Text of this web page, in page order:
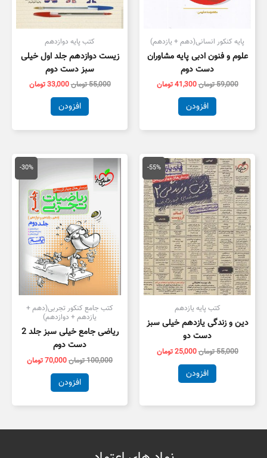
پایه کنکور انسانی(دهم + یازدهم)
علوم و فنون ادبی پایه مشاوران
دست دوم
59,000تومان41,300تومان
افزودن
کتب پایه دوازدهم
زیست دوازدهم جلد اول خیلی
سبز دست دوم
55,000تومان33,000تومان
افزودن
-55%
کتب پایه یازدهم
دین و زندگی یازدهم خیلی سبز
دست دو
55,000تومان
قیمت
اصلی
55,000 تومان
بود.
25,000تومان
قیمت
فعلی
است.
افزودن
-30%
کتب جامع کنکور تجربی(دهم +
یازدهم + دوازدهم)
ریاضی جامع خیلی سبز جلد 2
دست دوم
100,000تومان
قیمت
100,000 تومان
بود.
70,000تومان
قیمت
فعلی
افزودن